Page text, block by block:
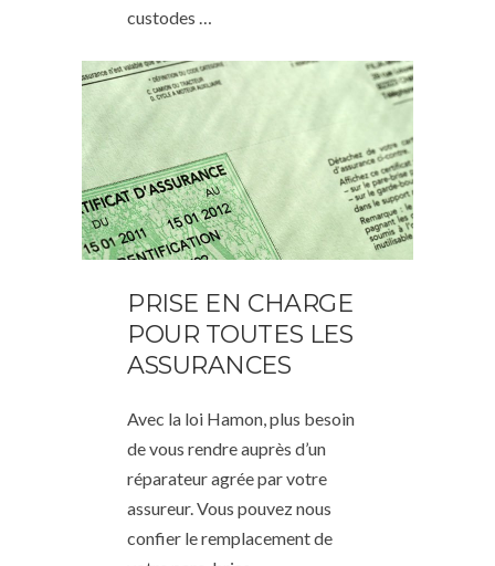
custodes …
PRISE EN CHARGE
POUR TOUTES LES
ASSURANCES
Avec la loi Hamon, plus besoin
de vous rendre auprès d’un
réparateur agrée par votre
assureur. Vous pouvez nous
confier le remplacement de